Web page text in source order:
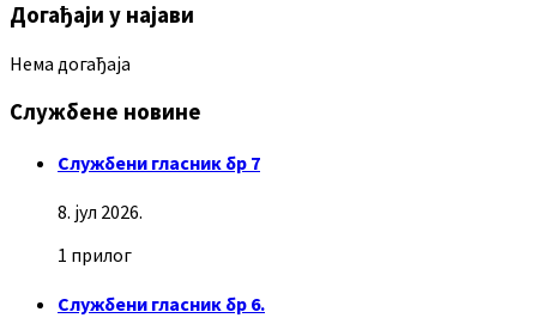
Догађаји у најави
Нема догађаја
Службене новине
Службени гласник бр 7
8. јул 2026.
1 прилог
Службени гласник бр 6.